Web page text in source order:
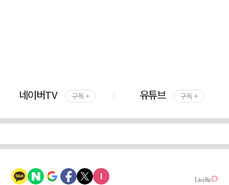
네이버TV 구독 + 유튜브 구독 +